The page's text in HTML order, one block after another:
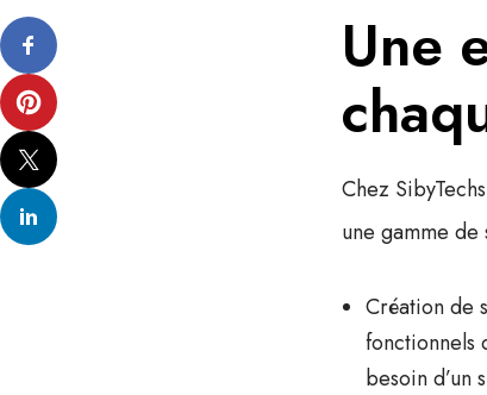
Une
Chez
une gamme
Création de
fonctionnels
besoin